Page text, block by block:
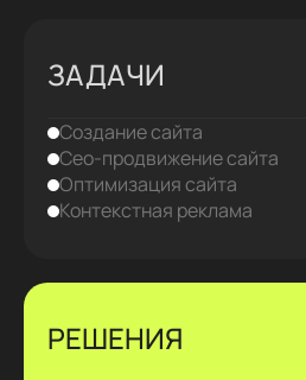
ЗАДАЧИ
Создание сайта
Сео-продвижение сайта
Оптимизация сайта
Контекстная реклама
РЕШЕНИЯ